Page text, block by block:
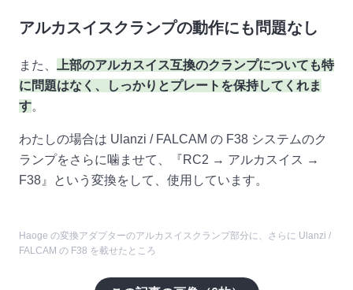
アルカスイスクランプの動作にも問題なし
また、
上部のアルカスイス互換のクランプについても特
に問題はなく、しっかりとプレートを保持してくれま
す。
わたしの場合は Ulanzi / FALCAM の F38 システムのク
ランプをさらに噛ませて、『RC2 → アルカスイス →
F38』という変換をして、使用しています。
Haoge の変換アダプターのアルカスイスクランプ部分に、さらに Ulanzi /
FALCAM の F38 を載せたところ